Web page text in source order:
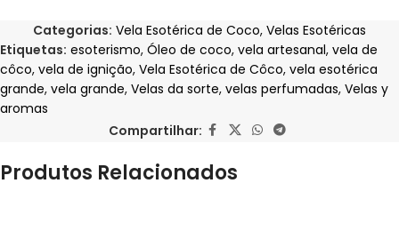
Categorias: Vela Esotérica de Coco, Velas Esotéricas
Etiquetas: esoterismo, Óleo de coco, vela artesanal, vela de
côco, vela de ignição, Vela Esotérica de Côco, vela esotérica
grande, vela grande, Velas da sorte, velas perfumadas, Velas y
aromas
Compartilhar:
Produtos Relacionados